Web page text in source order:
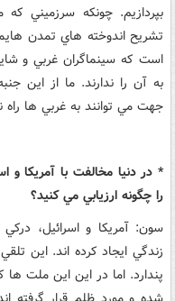
بپردازيم. چونکه سرزميني
تشريح اندوخته هاي تمدن
است که سينماگران غربي و
به آن را ندارند. ما از اين
جهت مي توانند به غربي ها
* در دنيا مخالفت با آمريکا و
را چگونه ارزيابي مي کنيد؟
سون: آمريکا و اسرائيل،
زندگي ايجاد کرده اند. اين
پندارد. اما در اين اين ملت